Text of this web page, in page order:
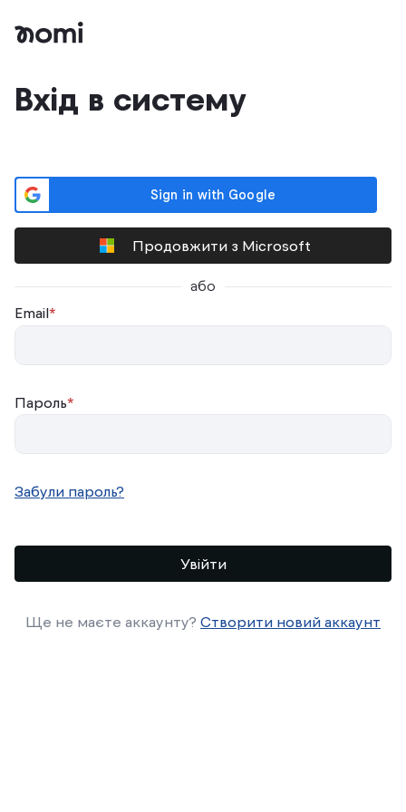
Вхід в систему
Продовжити з Microsoft
або
Email*
Пароль*
Забули пароль?
Увійти
Ще не маєте аккаунту? Створити новий аккаунт